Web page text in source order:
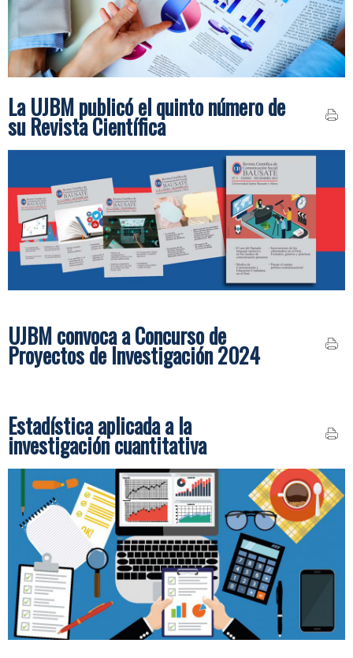
La UJBM publicó el quinto número de
su Revista Científica
UJBM convoca a Concurso de
Proyectos de Investigación 2024
Estadística aplicada a la
investigación cuantitativa